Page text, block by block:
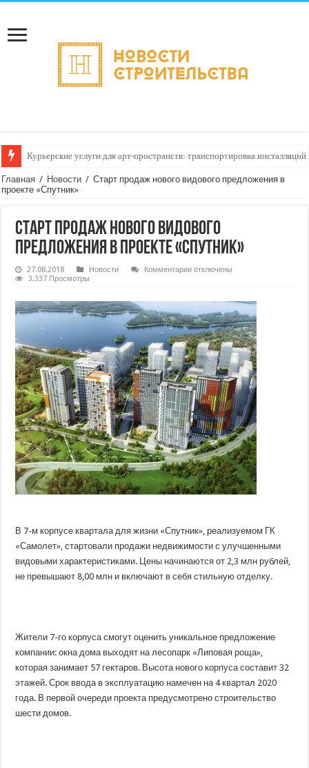
Курьерские услуги для арт‑пространств: транспортировка инсталляций
Главная / Новости / Старт продаж нового видового предложения в
проекте «Спутник»
Старт продаж нового видового
предложения в проекте «Спутник»
27.08.2018 Новости Комментариик
видового
предложения
в
проекте
«Спутник»
отключены
3,337 Просмотры
В 7-м корпусе квартала для жизни «Спутник», реализуемом ГК
«Самолет», стартовали продажи недвижимости с улучшенными
видовыми характеристиками. Цены начинаются от 2,3 млн рублей,
не превышают 8,00 млн и включают в себя стильную отделку.
Жители 7-го корпуса смогутоценить уникальное предложение
компании: окна дома выходят на лесопарк «Липовая роща»,
которая занимает 57 гектаров. Высота нового корпуса составит 32
этажей. Срок ввода в эксплуатацию намечен на 4 квартал 2020
года. В первой очереди проекта предусмотрено строительство
шести домов.